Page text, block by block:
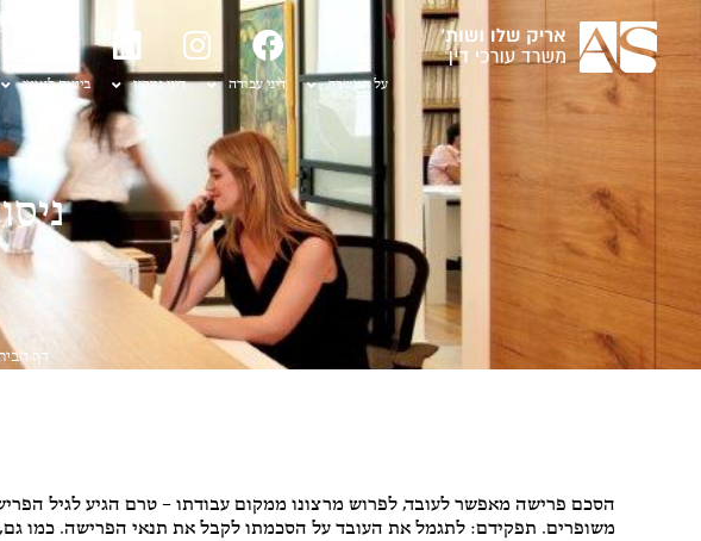
על המשרד דיני עבודה דיני נזיקין ביטוח לאומי
דף
הסכם פרישה מאפשר לעובד, לפרוש מרצונו ממקום עבודתו – טרם הגיע לגיל
משופרים. תפקידם: לתגמל את העובד על הסכמתו לקבל את תנאי הפרישה. כמו